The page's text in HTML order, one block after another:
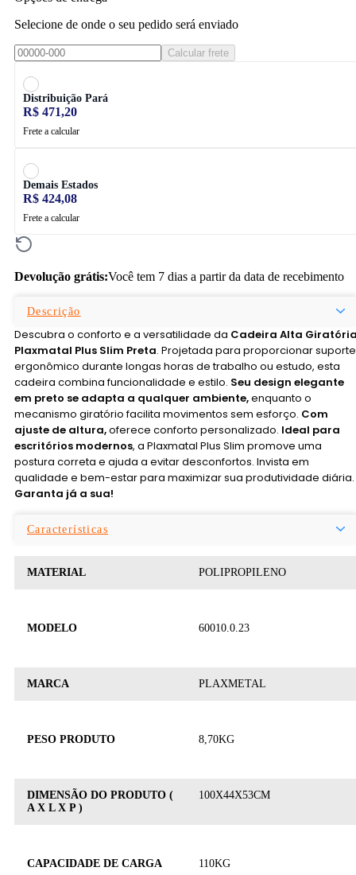
Selecione de onde o seu pedido será enviado
Calcular frete
Distribuição Pará
R$ 471,20
Frete a calcular
Demais Estados
R$ 424,08
Frete a calcular
Devolução grátis:Você tem 7 dias a partir da data de recebimento
Descrição
Descubra o conforto e a versatilidade da Cadeira Alta
Plaxmatal Plus Slim Preta. Projetada para proporcionar suporte
ergonômico durante longas horas de trabalho ou estudo, esta
cadeira combina funcionalidade e estilo. Seu design elegante
em preto se adapta a qualquer ambiente,enquanto o
mecanismo giratório facilita movimentos sem esforço. Com
ajuste de altura,oferece conforto personalizado. Ideal para
escritórios modernos, a Plaxmatal Plus Slim promove uma
postura correta e ajuda a evitar desconfortos. Invista em
qualidade e bem-estar para maximizar sua produtividade diária.
Garanta já a sua!
Características
MATERIAL POLIPROPILENO
MODELO 60010.0.23
MARCA PLAXMETAL
PESO PRODUTO 8,70KG
DIMENSÃO DO PRODUTO (
A X L X P )
100X44X53CM
CAPACIDADE DE CARGA 110KG